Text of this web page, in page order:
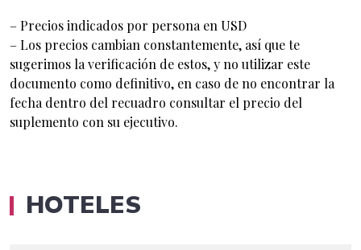
– Precios indicados por persona en USD
– Los precios cambian constantemente, así que te
sugerimos la verificación de estos, y no utilizar este
documento como definitivo, en caso de no encontrar la
fecha dentro del recuadro consultar el precio del
suplemento con su ejecutivo.
HOTELES